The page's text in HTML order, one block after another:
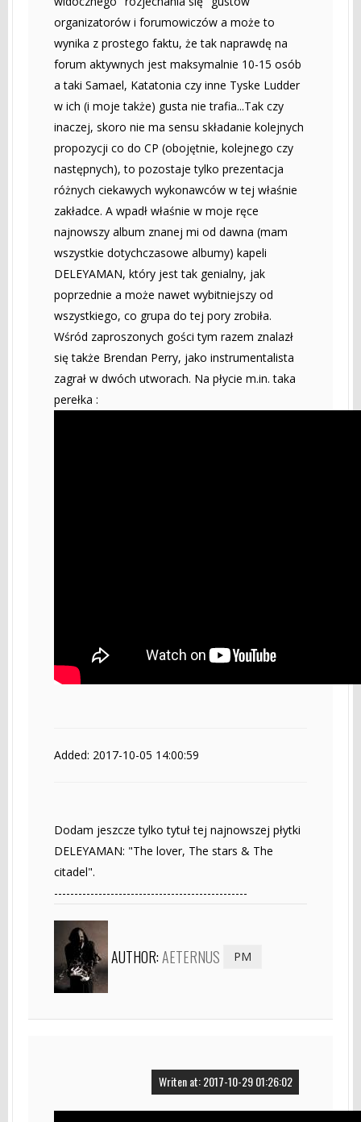
organizatorów i forumowiczów a może to
wynika z prostego faktu, że tak naprawdę na
forum aktywnych jest maksymalnie 10-15 osób
a taki Samael, Katatonia czy inne Tyske Ludder
w ich (i moje także) gusta nie trafia...Tak czy
inaczej, skoro nie ma sensu składanie kolejnych
propozycji co do CP (obojętnie, kolejnego czy
następnych), to pozostaje tylko prezentacja
różnych ciekawych wykonawców w tej właśnie
zakładce. A wpadł właśnie w moje ręce
najnowszy album znanej mi od dawna (mam
wszystkie dotychczasowe albumy) kapeli
DELEYAMAN, który jest tak genialny, jak
poprzednie a może nawet wybitniejszy od
wszystkiego, co grupa do tej pory zrobiła.
Wśród zaproszonych gości tym razem znalazł
się także Brendan Perry, jako instrumentalista
zagrał w dwóch utworach. Na płycie m.in. taka
perełka :
Added: 2017-10-05 14:00:59
Dodam jeszcze tylko tytuł tej najnowszej płytki
DELEYAMAN: "The lover, The stars & The
citadel".
------------------------------------------------
AUTHOR:AETERNUS PM
Writen at: 2017-10-29 01:26:02